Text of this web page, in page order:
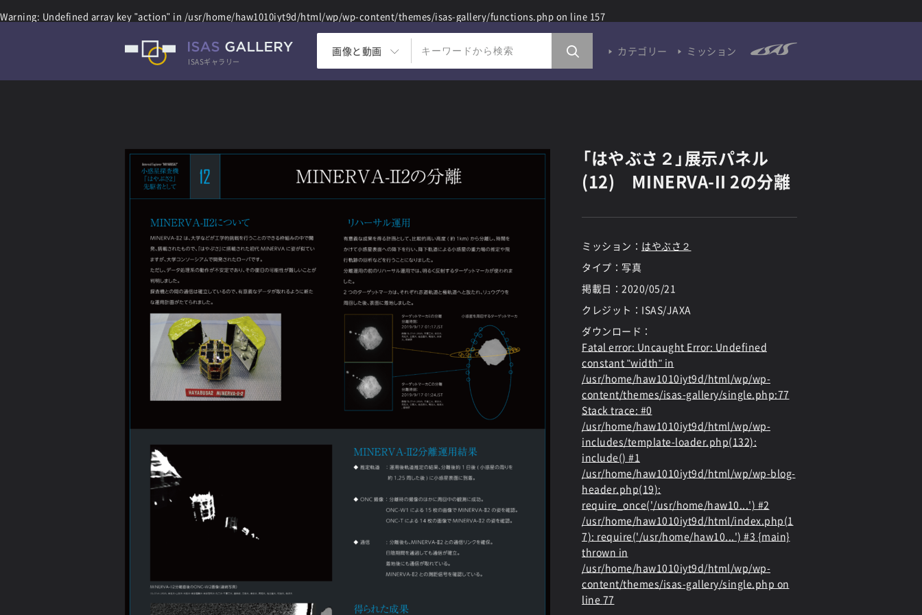
Warning: Undefined array key "action" in /usr/home/haw1010iyt9d/html/wp/wp-content/themes/isas-gallery/functions.php on line 157
ISASギャラリー
画像と動画 カテゴリー ミッション
「はやぶさ２」展示パネル
(12) MINERVA-II 2の分離
ミッション： はやぶさ２
タイプ：写真
掲載日： 2020/05/21
クレジット：ISAS/JAXA
ダウンロード：
Fatal error: Uncaught Error: Undefined
constant "width" in
/usr/home/haw1010iyt9d/html/wp/wp-
content/themes/isas-gallery/single.php:77
Stack trace: #0
/usr/home/haw1010iyt9d/html/wp/wp-
includes/template-loader.php(132):
include() #1
/usr/home/haw1010iyt9d/html/wp/wp-blog-
header.php(19):
require_once('/usr/home/haw10...') #2
/usr/home/haw1010iyt9d/html/index.php(1
7): require('/usr/home/haw10...') #3 {main}
thrown in
/usr/home/haw1010iyt9d/html/wp/wp-
content/themes/isas-gallery/single.php on
line 77